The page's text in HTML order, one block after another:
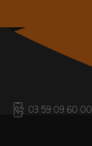
03 59 09 60 00